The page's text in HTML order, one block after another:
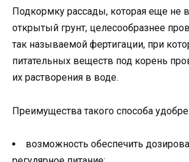
Подкормку рассады, которая еще не
открытый грунт, целесообразнее
так называемой фертигации, при
питательных веществ под корень
их растворения в воде.
Преимущества такого способа
возможность обеспечить